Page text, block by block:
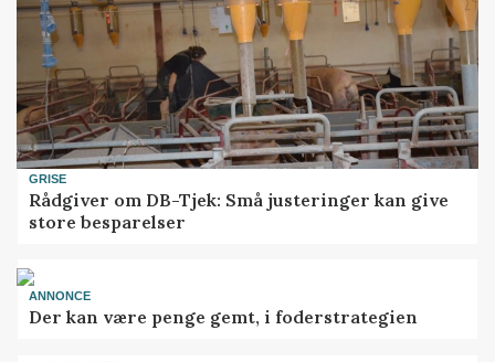
GRISE
Rådgiver om DB-Tjek: Små justeringer kan give
store besparelser
ANNONCE
Der kan være penge gemt, i foderstrategien